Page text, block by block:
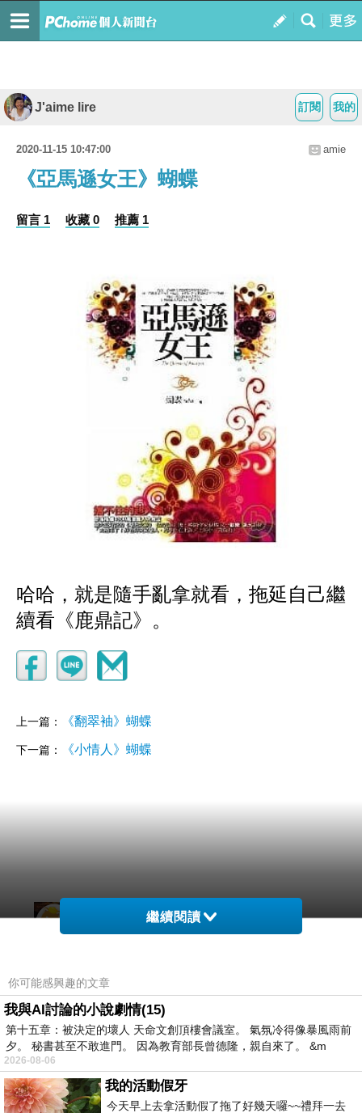
我的
訂閱
J'aime lire
2020-11-15 10:47:00 amie
《亞馬遜女王》蝴蝶
留言 1 收藏 0 推薦 1
哈哈，就是隨手亂拿就看，拖延自己繼
續看《鹿鼎記》。
上一篇： 《翻翠袖》蝴蝶
下一篇： 《小情人》蝴蝶
新聞台Blog小天使
2020-12-03 17:11:46
文章，將會出現在新聞台首頁哈燒文章區塊輪播。
請您繼續保持每日撰寫文章的好習慣，期待您提供
讀者更多精采的內容，加油！
繼續閱讀
你可能感興趣的文章
我與AI討論的小說劇情(15)
第十五章：被決定的壞人 天命文創頂樓會議室。 氣氛冷得像暴風雨前
夕。 秘書甚至不敢進門。 因為教育部長曾德隆，親自來了。 &m
2026-08-06
我的活動假牙
今天早上去拿活動假了拖了好幾天囉~~禮拜一去